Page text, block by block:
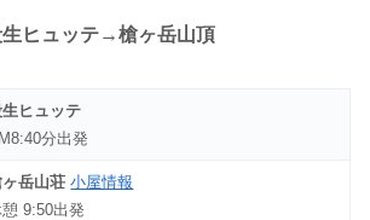
ヒュッテ→槍ヶ岳山頂
生ヒュッテ
分出発
岳山荘 小屋情報
9:50出発